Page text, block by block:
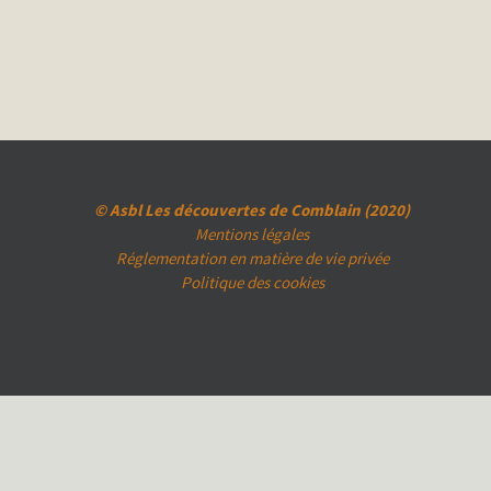
© Asbl Les découvertes de Comblain (2020)
Mentions légales
Réglementation en matière de vie privée
Politique des cookies